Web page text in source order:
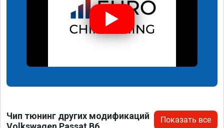
Чип тюнинг других модификаций
Показать все